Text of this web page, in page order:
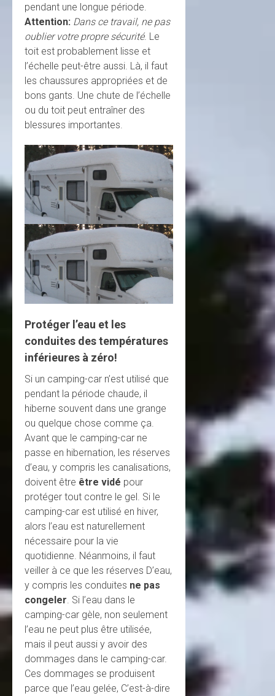
pendant une longue période.
Attention: Dans ce travail, ne pas
oublier votre propre sécurité. Le
toit est probablement lisse et
l’échelle peut-être aussi. Là, il faut
les chaussures appropriées et de
bons gants. Une chute de l’échelle
ou du toit peut entraîner des
blessures importantes.
Protéger l’eau et les
conduites des températures
inférieures à zéro!
Si un camping-car n’est utilisé que
pendant la période chaude, il
hiberne souvent dans une grange
ou quelque chose comme ça.
Avant que le camping-car ne
passe en hibernation, les réserves
d’eau, y compris les canalisations,
doivent être être vidé pour
protéger tout contre le gel. Si le
camping-car est utilisé en hiver,
alors l’eau est naturellement
nécessaire pour la vie
quotidienne. Néanmoins, il faut
veiller à ce que les réserves D’eau,
y compris les conduites ne pas
congeler . Si l’eau dans le
camping-car gèle, non seulement
l’eau ne peut plus être utilisée,
mais il peut aussi y avoir des
dommages dans le camping-car.
Ces dommages se produisent
parce que l’eau gelée, C’est-à-dire